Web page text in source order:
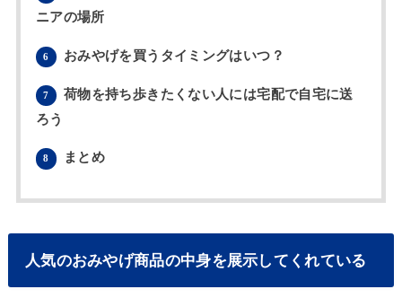
ニアの場所
6 おみやげを買うタイミングはいつ？
7
荷物を持ち歩きたくない人には宅配で自宅に送
ろう
8 まとめ
人気のおみやげ商品の中身を展示してくれている